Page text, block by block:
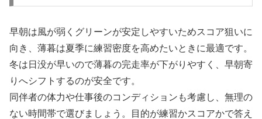
早朝は風が弱くグリーンが安定しやすいためスコア狙いに
向き、薄暮は夏季に練習密度を高めたいときに最適です。
冬は日没が早いので薄暮の完走率が下がりやすく、早朝寄
りへシフトするのが安全です。
同伴者の体力や仕事後のコンディションも考慮し、無理の
ない時間帯で選びましょう。目的が練習かスコアかで答え